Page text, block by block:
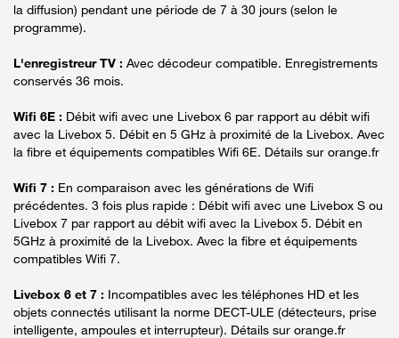
la diffusion) pendant une période de 7 à 30 jours (selon le
programme).
L'enregistreur TV : Avec décodeur compatible. Enregistrements
conservés 36 mois.
Wifi 6E : Débit wifi avec une Livebox 6 par rapport au débit wifi
avec la Livebox 5. Débit en 5 GHz à proximité de la Livebox. Avec
la fibre et équipements compatibles Wifi 6E. Détails sur orange.fr
Wifi 7 : En comparaison avec les générations de Wifi
précédentes. 3 fois plus rapide : Débit wifi avec une Livebox S ou
Livebox 7 par rapport au débit wifi avec la Livebox 5. Débit en
5GHz à proximité de la Livebox. Avec la fibre et équipements
compatibles Wifi 7.
Livebox 6 et 7 : Incompatibles avec les téléphones HD et les
objets connectés utilisant la norme DECT-ULE (détecteurs, prise
intelligente, ampoules et interrupteur). Détails sur orange.fr